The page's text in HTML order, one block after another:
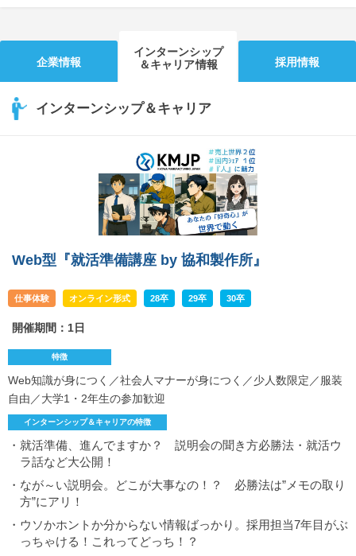
企業情報
インターンシップ
＆キャリア情報
採用情報
インターンシップ＆キャリア
Web型『就活準備講座 by 協和製作所』
仕事体験 オンライン形式 28卒 29卒 30卒
開催期間：1日
特徴
Web知識が身につく／社会人マナーが身につく／少人数限定／服装
自由／大学1・2年生の参加歓迎
インターンシップ＆キャリアの特徴
・就活準備、進んでますか？ 説明会の聞き方必勝法・就活ウ
ラ話など大公開！
・なが～い説明会。どこが大事なの！？ 必勝法は”メモの取り
方”にアリ！
・ウソかホントか分からない情報ばっかり。採用担当7年目がぶ
っちゃける！これってどっち！？